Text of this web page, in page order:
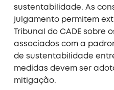
sustentabilidade. As
julgamento permitem
Tribunal do CADE sobre
associados com a
de sustentabilidade
medidas devem ser
mitigação.